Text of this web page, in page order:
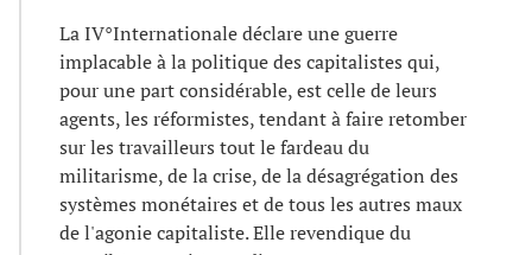
La IV°Internationale déclare une guerre
implacable à la politique des capitalistes qui,
pour une part considérable, est celle de leurs
agents, les réformistes, tendant à faire retomber
sur les travailleurs tout le fardeau du
militarisme, de la crise, de la désagrégation des
systèmes monétaires et de tous les autres maux
de l'agonie capitaliste. Elle revendique du